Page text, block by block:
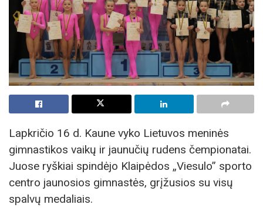
Lapkričio 16 d. Kaune vyko Lietuvos meninės
gimnastikos vaikų ir jaunučių rudens čempionatai.
Juose ryškiai spindėjo Klaipėdos „Viesulo” sporto
centro jaunosios gimnastės, grįžusios su visų
spalvų medaliais.